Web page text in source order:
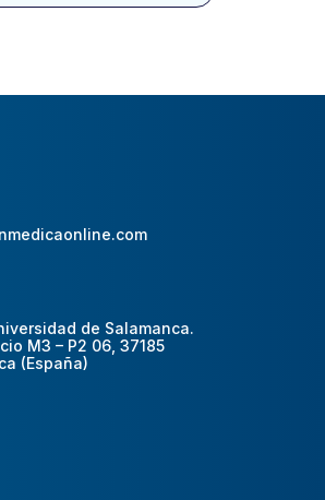
de Salamanca.
M3 – P2 06, 37185
(España)